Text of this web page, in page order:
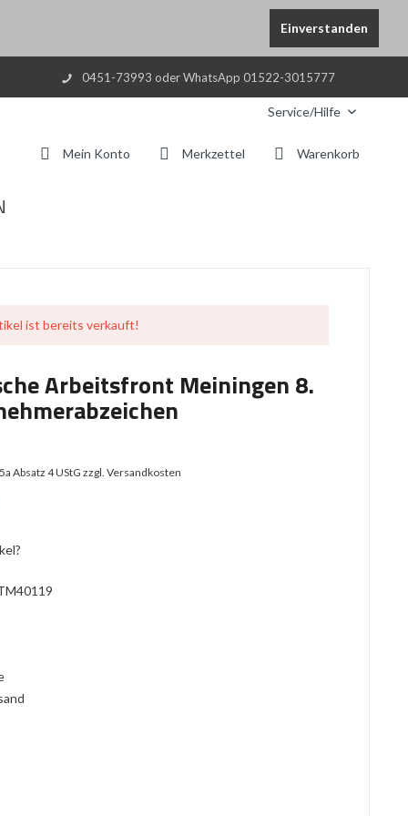
Einverstanden
0451-73993 oder WhatsApp 01522-3015777
Service/Hilfe
Warenkorb
Merkzettel
Mein Konto
ist bereits verkauft!
Arbeitsfront Meiningen 8.
Absatz 4 UStGzzgl. Versandkosten